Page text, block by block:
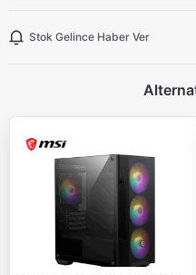
Stok Gelince Haber Ver